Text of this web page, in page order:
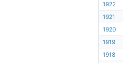
1922
1921
1920
1919
1918